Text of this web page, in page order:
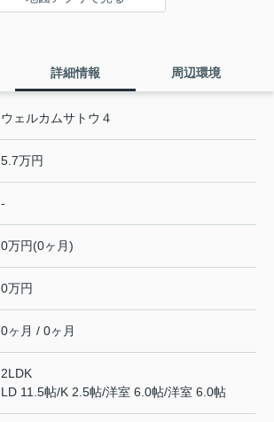
詳細情報 周辺環境
ウェルカムサトウ４
5.7万円
-
0万円(0ヶ月)
0万円
0ヶ月 / 0ヶ月
2LDK
LD 11.5帖/K 2.5帖/洋室 6.0帖/洋室 6.0帖